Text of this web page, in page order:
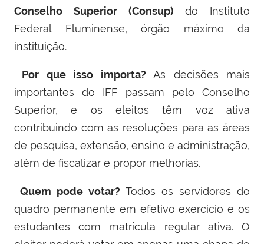
Conselho Superior (Consup) do Instituto
Federal Fluminense, órgão máximo da
instituição.
Por que isso importa? As decisões mais
importantes do IFF passam pelo Conselho
Superior, e os eleitos têm voz ativa
contribuindo com as resoluções para as áreas
de pesquisa, extensão, ensino e administração,
além de fiscalizar e propor melhorias.
Quem pode votar? Todos os servidores do
quadro permanente em efetivo exercícioe os
estudantes com matrícula regular ativa. O